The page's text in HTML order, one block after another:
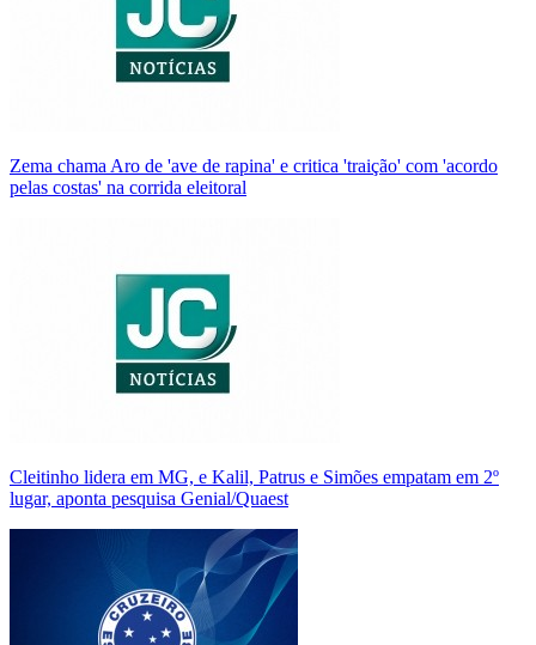
Zema chama Aro de 'ave de rapina' e critica 'traição' com 'acordo
pelas costas' na corrida eleitoral
Cleitinho lidera em MG, e Kalil, Patrus e Simões empatam em 2º
lugar, aponta pesquisa Genial/Quaest